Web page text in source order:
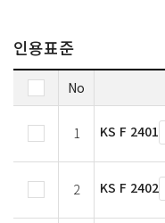
인용표준
No
1 KS F 2401
2 KS F 2402